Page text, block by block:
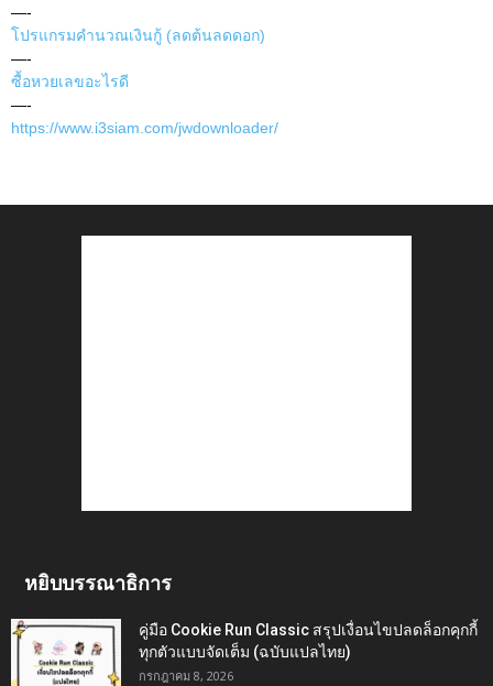
—-
โปรแกรมคำนวณเงินกู้ (ลดต้นลดดอก)
—-
ซื้อหวยเลขอะไรดี
—-
https://www.i3siam.com/jwdownloader/
หยิบบรรณาธิการ
คู่มือ Cookie Run Classic สรุปเงื่อนไขปลดล็อกคุกกี้
ทุกตัวแบบจัดเต็ม (ฉบับแปลไทย)
กรกฎาคม 8, 2026